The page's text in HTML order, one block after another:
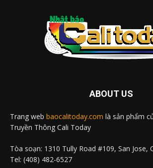
ABOUT US
Trang web baocalitoday.com là sản phẩm
Truyền Thông Cali Today
Tòa soạn: 1310 Tully Road #109, San Jose,
Tel: (408) 482-6527